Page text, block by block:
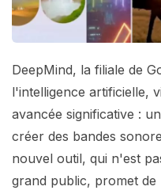
DeepMind, la filiale de
l'intelligence artificielle,
avancée significative :
créer des bandes
nouvel outil, qui n'est
grand public, promet